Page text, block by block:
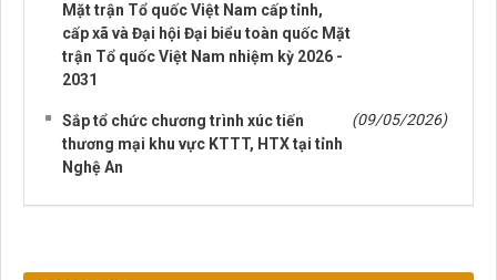
Mặt trận Tổ quốc Việt Nam cấp tỉnh,
cấp xã và Đại hội Đại biểu toàn quốc Mặt
trận Tổ quốc Việt Nam nhiệm kỳ 2026 -
2031
Sắp tổ chức chương trình xúc tiến
thương mại khu vực KTTT, HTX tại tỉnh
Nghệ An
(09/05/2026)